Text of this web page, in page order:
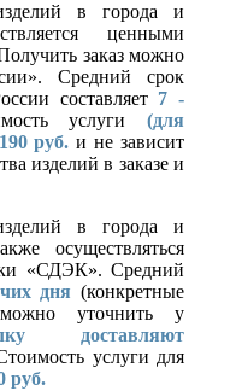
в города и
ценными
заказ можно
Средний срок
составляет 7 -
услуги(для
руб. и не зависит
изделий в заказе и
в города и
осуществляться
«СДЭК». Средний
дня (конкретные
уточнить у
доставляют
услуги для
руб.